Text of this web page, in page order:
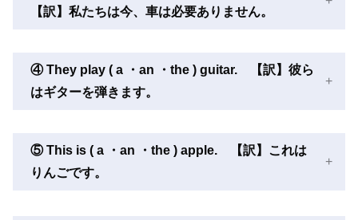
【訳】私たちは今、車は必要ありません。
④ They play ( a ・an ・the ) guitar. 【訳】彼ら
はギターを弾きます。
⑤ This is ( a ・an ・the ) apple. 【訳】これは
りんごです。